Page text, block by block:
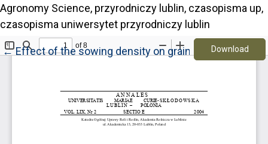
Agronomy Science, przyrodniczy lublin, czasopisma up,
czasopisma uniwersytet przyrodniczy lublin
←Return to Article Details
Effect of the sowing density on grain yield and
Download